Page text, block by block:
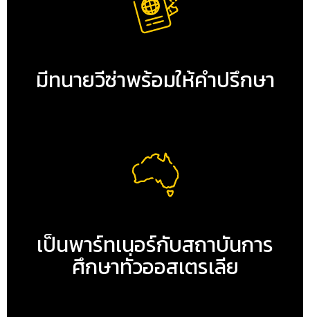
มีทนายวีซ่าพร้อมให้คำปรึกษา
เป็นพาร์ทเนอร์กับสถาบันการ
ศึกษาทั่วออสเตรเลีย